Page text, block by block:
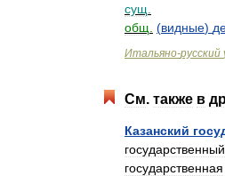
сущ
общ (видные)
Итальяно-русский
См. также в
Казанский
государственный
государственная